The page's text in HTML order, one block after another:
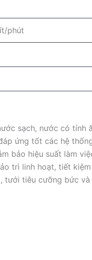
phút
sạch, nước có tính
ứng tốt các hệ
bảo hiệu suất làm
trì linh hoạt, tiết
tưới tiêu cưỡng bức